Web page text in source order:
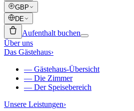
GBP
DE
Aufenthalt buchen
Über uns
Das Gästehaus›
— Gästehaus-Übersicht
— Die Zimmer
— Der Speisebereich
Unsere Leistungen›